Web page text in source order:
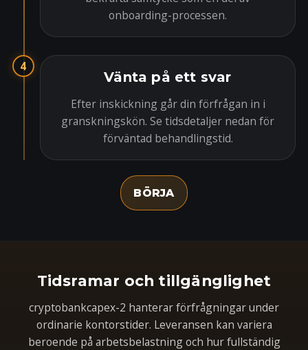
onboarding-processen.
4
Vänta på ett svar
Efter inskickning går din förfrågan in i
granskningskön. Se tidsdetaljer nedan för
förväntad behandlingstid.
BÖRJA
Tidsramar och tillgänglighet
cryptobankcapex-2 hanterar förfrågningar under
ordinarie kontorstider. Leveransen kan variera
beroende på arbetsbelastning och hur fullständig